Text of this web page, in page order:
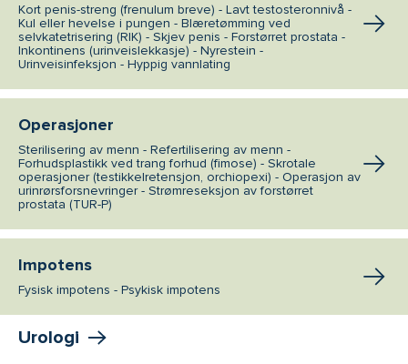
Kort penis-streng (frenulum breve) - Lavt testosteronnivå -
Kul eller hevelse i pungen - Blæretømming ved
selvkatetrisering (RIK) - Skjev penis - Forstørret prostata -
Inkontinens (urinveislekkasje) - Nyrestein -
Urinveisinfeksjon - Hyppig vannlating
Operasjoner
Sterilisering av menn - Refertilisering av menn -
Forhudsplastikk ved trang forhud (fimose) - Skrotale
operasjoner (testikkelretensjon, orchiopexi) - Operasjon av
urinrørsforsnevringer - Strømreseksjon av forstørret
prostata (TUR-P)
Impotens
Fysisk impotens - Psykisk impotens
Urologi